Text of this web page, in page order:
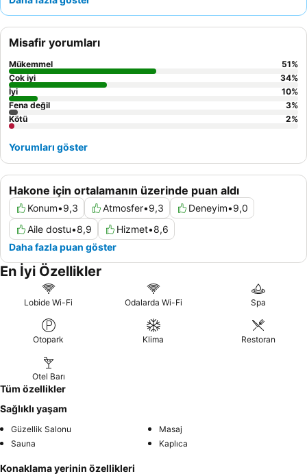
samimiyetini ve çok çeşitli Japon ve Batı yemekleri sunan zengin
bir konaklama için nehir, dağ veya kiraz çiçeği manzaralı bir oda
rezervasyonu yapmayı düşünebilirsiniz.
Hakone için ortalamanın üzerinde puan aldı
Konum•9,3 Atmosfer•9,3 Deneyim•9,0
Aile dostu•8,9 Hizmet•8,6
Daha fazla puan göster
Misafir yorumları
Mükemmel 51%
Çok iyi
34%
İyi
10%
Fena değil
3%
Kötü
2%
Yorumları göster
En İyi Özellikler
Lobide Wi-Fi Odalarda Wi-Fi Spa
Otopark Klima Restoran
Otel Barı
Tüm özellikler
Sağlıklı yaşam
Güzellik Salonu
Masaj
Sauna
Kaplıca
Konaklama yerinin özellikleri